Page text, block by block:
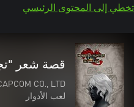
تخطي إلى المحتوى الرئيسي
قصة شعر
CO., LTD.
لعب الأدوار